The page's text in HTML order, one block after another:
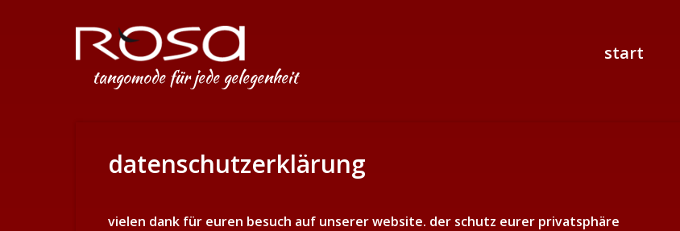
start
tangomode für jede gelegenheit
datenschutzerklärung
vielen dank für euren besuch auf unserer website. der schutz eurer privatsphäre